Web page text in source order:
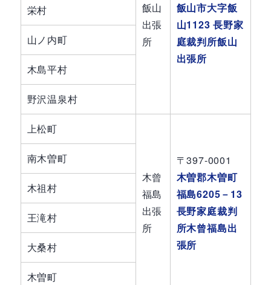
飯山
出張
所
飯山市大字飯
山1123 長野家
庭裁判所飯山
出張所
栄村
山ノ内町
木島平村
野沢温泉村
上松町
木曾
福島
出張
所
〒397-0001
木曽郡木曽町
福島6205－13
長野家庭裁判
所木曾福島出
張所
南木曽町
木祖村
王滝村
大桑村
木曽町